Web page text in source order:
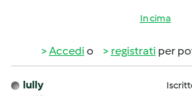
In cima
Accedi o registrati per
lully